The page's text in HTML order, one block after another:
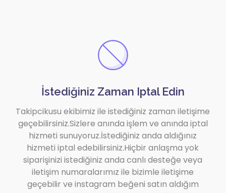
İstediğiniz Zaman Iptal Edin
Takipcikusu ekibimiz ile istediğiniz zaman iletişime
geçebilirsiniz.Sizlere anında işlem ve anında iptal
hizmeti sunuyoruz.İstediğiniz anda aldığınız
hizmeti iptal edebilirsiniz.Hiçbir anlaşma yok
siparişinizi istediğiniz anda canlı desteğe veya
iletişim numaralarımız ile bizimle iletişime
geçebilir ve instagram beğeni satın aldığım